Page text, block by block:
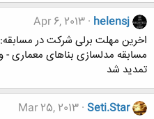
helensj
Apr 6, 2013
اخرین مهلت برلی شرکت در مسابقه:
تمدید شد
Seti.Star
Mar 25, 2013